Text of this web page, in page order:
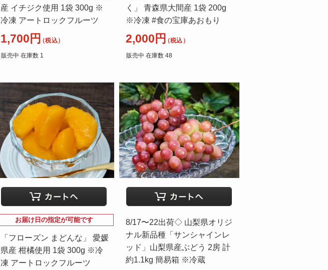
産 イチジク使用 1袋 300g ※
冷凍 アートロックフルーツ
1,700円 （税込）
販売中 在庫数 1
く」 青森県大間産 1袋 200g
※冷凍 #食の宝庫あおもり
2,000円（税込）
販売中 在庫数 48
お届け日の指定が可能です
「フローズン まどんな」 愛媛
県産 柑橘使用 1袋 300g ※冷
凍 アートロックフルーツ
8/17〜22出荷◇ 山梨県オリジ
ナル新品種「サンシャインレ
ッド」山梨県産ぶどう 2房 計
約1.1kg 簡易箱 ※冷蔵